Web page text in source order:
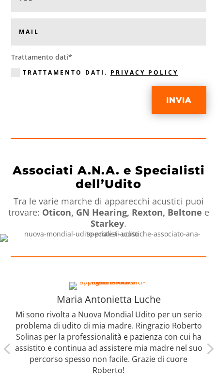
Trattamento dati*
TRATTAMENTO DATI. PRIVACY POLICY
INVIA
Associati A.N.A. e Specialisti
dell’Udito
Tra le varie marche di apparecchi acustici puoi
trovare: Oticon, GN Hearing, Rexton, Beltone e
Starkey.
Maria Antonietta Luche
Mi sono rivolta a Nuova Mondial Udito per un serio
problema di udito di mia madre. Ringrazio Roberto
Solinas per la professionalità e pazienza con cui ha
assistito e continua ad assistere mia madre nel suo
percorso spesso non facile. Grazie di cuore
Roberto!